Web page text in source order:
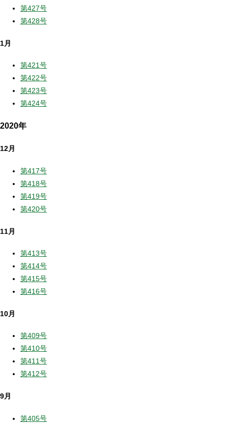
第427号
第428号
1月
第421号
第422号
第423号
第424号
2020年
12月
第417号
第418号
第419号
第420号
11月
第413号
第414号
第415号
第416号
10月
第409号
第410号
第411号
第412号
9月
第405号